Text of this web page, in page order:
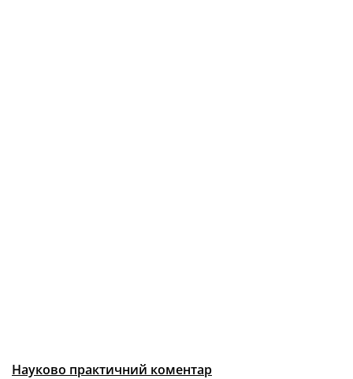
Науково практичний коментар